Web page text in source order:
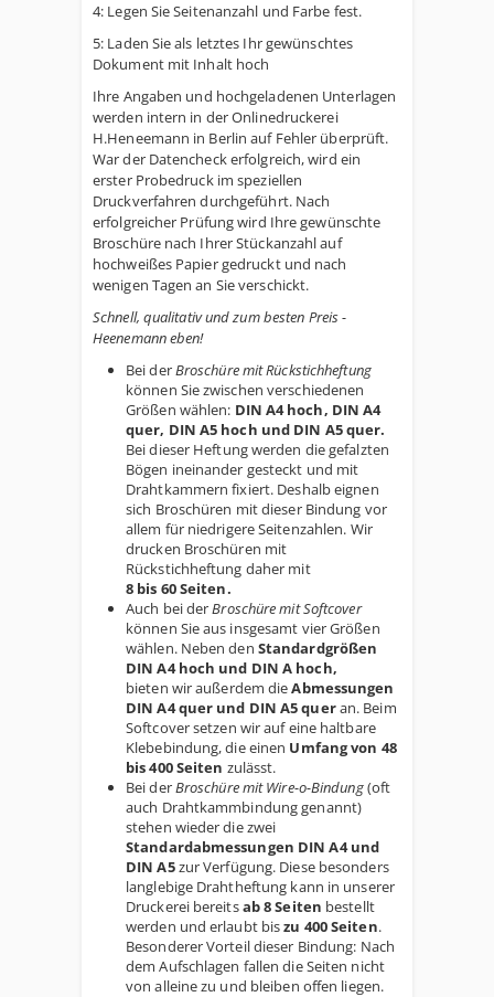
4: Legen Sie Seitenanzahl und Farbe fest.
5: Laden Sie als letztes Ihr gewünschtes
Dokument mit Inhalt hoch
Ihre Angaben und hochgeladenen Unterlagen
werden intern in der Onlinedruckerei
H.Heneemann in Berlin auf Fehler überprüft.
War der Datencheck erfolgreich, wird ein
erster Probedruck im speziellen
Druckverfahren durchgeführt. Nach
erfolgreicher Prüfung wird Ihre gewünschte
Broschüre nach Ihrer Stückanzahl auf
hochweißes Papier gedruckt und nach
wenigen Tagen an Sie verschickt.
Schnell, qualitativ und zum besten Preis -
Heenemann eben!
Bei derBroschüre mit Rückstichheftung
können Sie zwischen verschiedenen
Größen wählen: DIN A4 hoch, DIN A4
quer, DIN A5 hoch und DIN A5 quer.
Bei dieser Heftung werden die gefalzten
Bögen ineinander gesteckt und mit
Drahtkammern fixiert. Deshalb eignen
sich Broschüren mit dieser Bindung vor
allem für niedrigere Seitenzahlen. Wir
drucken Broschüren mit
Rückstichheftung daher mit
8 bis 60 Seiten.
Auch bei derBroschüre mit Softcover
können Sie aus insgesamt vier Größen
wählen. Neben den Standardgrößen
DIN A4 hoch und DIN A hoch,
bieten wir außerdem dieAbmessungen
DIN A4 quer und DIN A5 queran. Beim
Softcover setzen wir auf eine haltbare
Klebebindung, die einen Umfang von 48
bis 400 Seiten zulässt.
Bei derBroschüre mit Wire-o-Bindung(oft
auch Drahtkammbindung genannt)
stehen wieder die zwei
Standardabmessungen DIN A4 und
DIN A5zur Verfügung. Diese besonders
langlebige Drahtheftung kann in unserer
Druckerei bereitsab 8 Seiten bestellt
werden und erlaubt biszu 400 Seiten.
Besonderer Vorteil dieser Bindung: Nach
dem Aufschlagen fallen die Seiten nicht
von alleine zu und bleiben offen liegen.